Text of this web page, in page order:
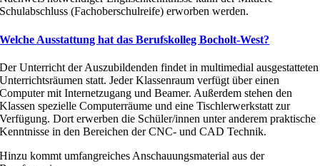
Schulabschluss (Fachoberschulreife) erworben werden.
Welche Ausstattung hat das Berufskolleg Bocholt-West?
Der Unterricht der Auszubildenden findet in multimedial ausgestatteten
Unterrichtsräumen statt. Jeder Klassenraum verfügt über einen
Computer mit Internetzugang und Beamer. Außerdem stehen den
Klassen spezielle Computerräume und eine Tischlerwerkstatt zur
Verfügung. Dort erwerben die Schüler/innen unter anderem praktische
Kenntnisse in den Bereichen der CNC- und CAD Technik.
Hinzu kommt umfangreiches Anschauungsmaterial aus der